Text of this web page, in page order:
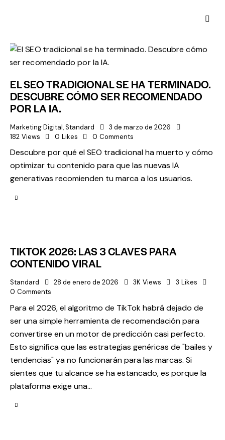
EL SEO TRADICIONAL SE HA TERMINADO.
DESCUBRE CÓMO SER RECOMENDADO
POR LA IA.
Marketing Digital,Standard
3 de marzo de 2026
182 Views 0 Likes 0 Comments
Descubre por qué el SEO tradicional ha muerto y cómo
optimizar tu contenido para que las nuevas IA
generativas recomienden tu marca a los usuarios.
TIKTOK 2026: LAS 3 CLAVES PARA
CONTENIDO VIRAL
Standard 28 de enero de 2026 3K Views 3 Likes
0 Comments
Para el 2026, el algoritmo de TikTok habrá dejado de
ser una simple herramienta de recomendación para
convertirse en un motor de predicción casi perfecto.
Esto significa que las estrategias genéricas de "bailes y
tendencias" ya no funcionarán para las marcas. Si
sientes que tu alcance se ha estancado, es porque la
plataforma exige una…